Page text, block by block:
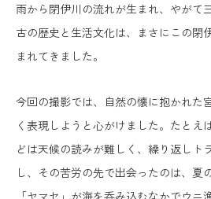
雨から閉伊川の流れが生まれ、やがて
古の歴史と生活文化は、まさにこの閉
まれてきました。
今回の撮影では、自然の懐に抱かれた
く表現しようと心がけました。たとえ
どは天候の読みが難しく、繰り返しト
し、その苦労の先で出会ったのは、夏
「ヤマセ」が海を呑み込むなかでウ